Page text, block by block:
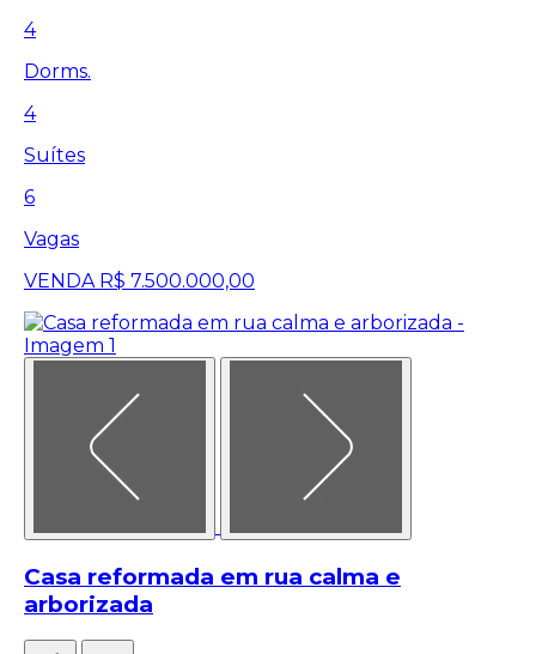
4
Dorms.
4
Suítes
6
Vagas
VENDA R$ 7.500.000,00
Casa reformada em rua calma e
arborizada